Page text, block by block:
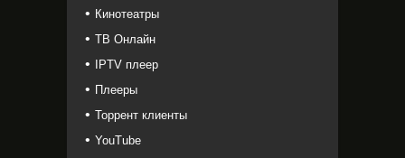
Кинотеатры
ТВ Онлайн
IPTV плеер
Плееры
Торрент клиенты
YouTube